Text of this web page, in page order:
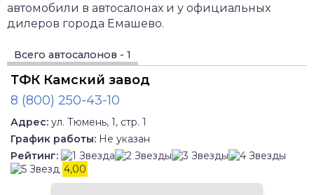
автомобили в автосалонах и у официальных
дилеров города Емашево.
Всего автосалонов - 1
ТФК Камский завод
8 (800) 250-43-10
Адрес: ул. Тюмень, 1, стр. 1
График работы: Не указан
Рейтинг:
4,00